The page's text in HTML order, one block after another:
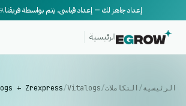
إعداد جاهز لك — إعداد قياسي، يتم بواسطة فريقنا.
الرئيسية
الرئيسية/ التكاملات/
Vitalogs
/
+ Zrexpress